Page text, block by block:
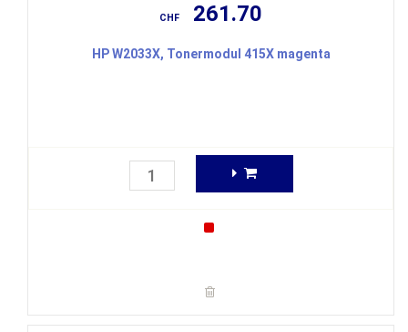
CHF 261.70
HP W2033X, Tonermodul 415X magenta